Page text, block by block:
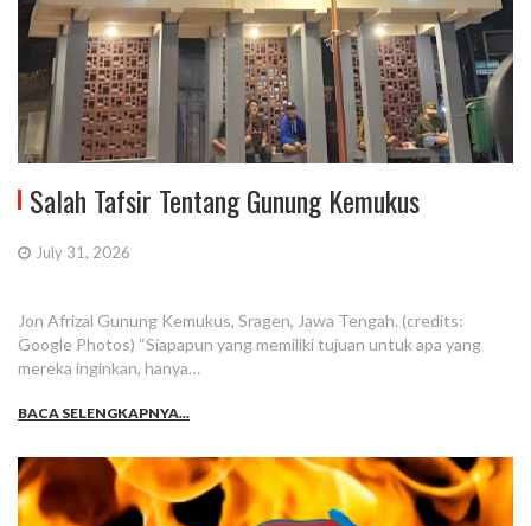
Salah Tafsir Tentang Gunung Kemukus
July 31, 2026
Jon Afrizal Gunung Kemukus, Sragen, Jawa Tengah. (credits:
Google Photos) “Siapapun yang memiliki tujuan untuk apa yang
mereka inginkan, hanya…
BACA SELENGKAPNYA...